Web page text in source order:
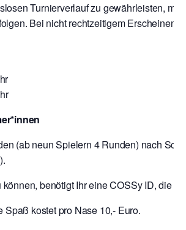
Turnierverlauf zu gewährleisten,
Bei nicht rechtzeitigem Erscheinen
(ab neun Spielern 4 Runden) nach
benötigt Ihr eine COSSy ID, die
Spaß kostet pro Nase 10,- Euro.